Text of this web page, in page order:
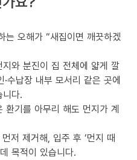
는 오해가 “새집이면 깨끗하겠
와 분진이 집 전체에 얇게 깔
·수납장 내부 모서리 같은 곳에
다.
환기를 아무리 해도 먼지가 계
저 제거해, 입주 후 ‘먼지 때
목적이 있습니다.